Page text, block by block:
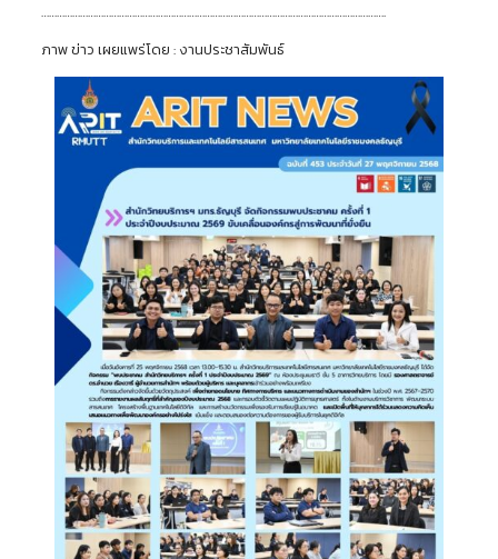
…………………………………………………………………………………………………………………….
ภาพ ข่าว เผยแพร่โดย : งานประชาสัมพันธ์